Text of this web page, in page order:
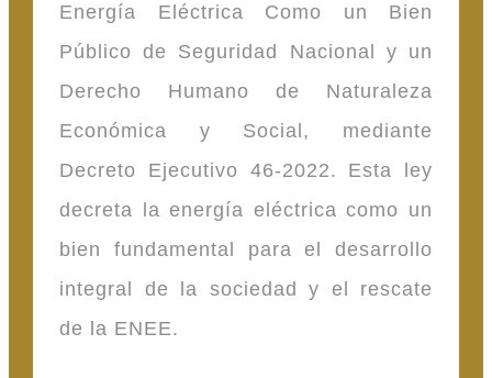
Energía Eléctrica Como un Bien
Público de Seguridad Nacional y un
Derecho Humano de Naturaleza
Económica y Social, mediante
Decreto Ejecutivo 46-2022. Esta ley
decreta la energía eléctrica como un
bien fundamental para el desarrollo
integral de la sociedad y el rescate
de la ENEE.